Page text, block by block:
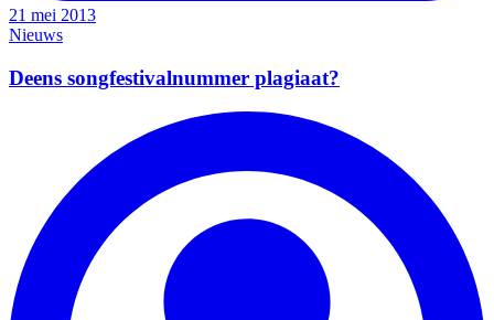
21 mei 2013
Nieuws
Deens songfestivalnummer plagiaat?